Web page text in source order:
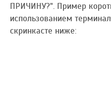
ПРИЧИНУ?". Пример
использованием
скринкасте ниже: